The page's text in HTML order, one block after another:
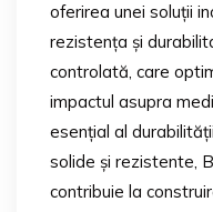
oferirea unei soluții
rezistența și
controlată, care
impactul asupra
esențial al
solide și rezistente,
contribuie la